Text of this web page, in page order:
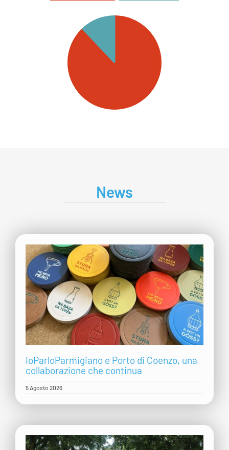
News
IoParloParmigiano e Porto di Coenzo, una
collaborazione che continua
5 Agosto 2026